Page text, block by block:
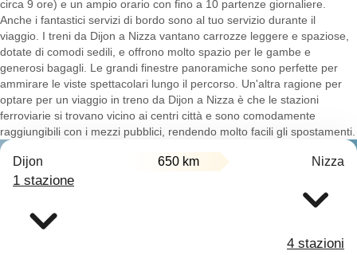
circa 9 ore) e un ampio orario con fino a 10 partenze giornaliere.
Anche i fantastici servizi di bordo sono al tuo servizio durante il
viaggio. I treni da Dijon a Nizza vantano carrozze leggere e spaziose,
dotate di comodi sedili, e offrono molto spazio per le gambe e
generosi bagagli. Le grandi finestre panoramiche sono perfette per
ammirare le viste spettacolari lungo il percorso. Un'altra ragione per
optare per un viaggio in treno da Dijon a Nizza è che le stazioni
ferroviarie si trovano vicino ai centri città e sono comodamente
raggiungibili con i mezzi pubblici, rendendo molto facili gli spostamenti.
Dijon 650 km Nizza
1 stazione
4 stazioni